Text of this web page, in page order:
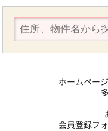
売
採
会
ホームペー
会員登録フ